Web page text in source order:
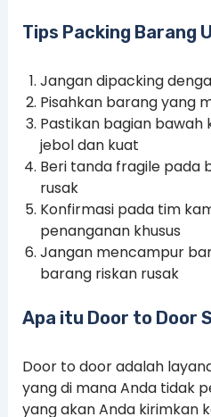
Tips Packing Barang
Jangan dipacking
Pisahkan barang yang
Pastikan bagian bawah
jebol dan kuat
Beri tanda fragile pada
rusak
Konfirmasi pada tim
penanganan khusus
Jangan mencampur
barang riskan rusak
Apa itu Door to Door
Door to door adalah
yang di mana Anda tidak
yang akan Anda kirimkan